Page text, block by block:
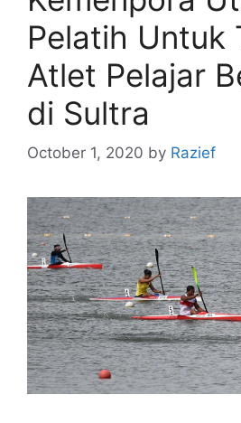
Pelatih Untuk
Atlet Pelajar
di Sultra
October 1, 2020 by Razief